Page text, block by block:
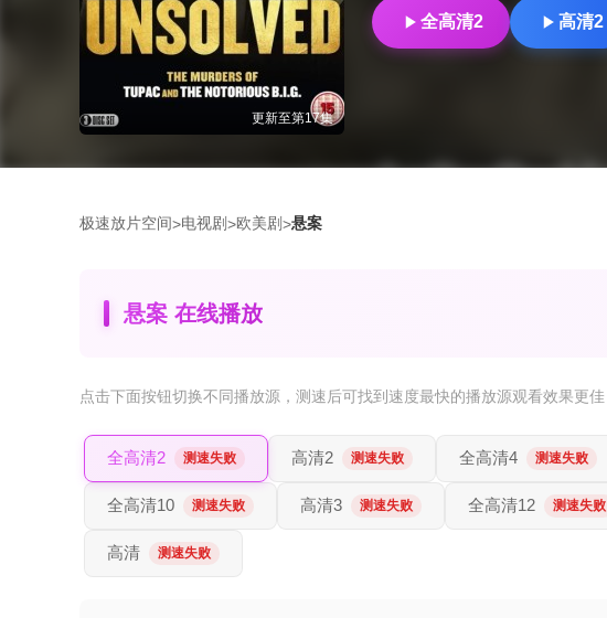
更新至第17集
全高清2 高清2
极速放片空间>电视剧>欧美剧>悬案
悬案 在线播放
点击下面按钮切换不同播放源 ，测速后可找到速度最快的播放源观看效果更佳
全高清2 测速失败 高清2 测速失败 全高清4 测速失败
全高清10 测速失败 高清3 测速失败 全高清12 测速失败
高清 测速失败